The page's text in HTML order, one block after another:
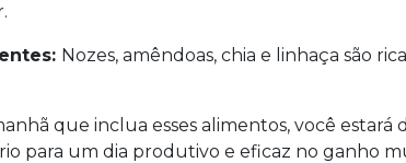
Nozes, amêndoas, chia e linhaça são
que inclua esses alimentos, você estará
para um dia produtivo e eficaz no ganho